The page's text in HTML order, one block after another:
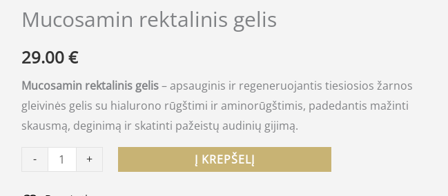
Mucosamin rektalinis gelis
29.00€
Mucosamin rektalinis gelis– apsauginis ir regeneruojantis tiesiosios žarnos
gleivinės gelis su hialurono rūgštimi ir aminorūgštimis, padedantis mažinti
skausmą, deginimą ir skatinti pažeistų audinių gijimą.
- + Į KREPŠELĮ